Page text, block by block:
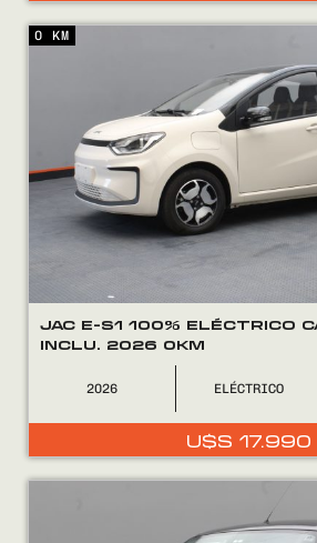
Encontranos en
JAC E-S1 100% ELÉCTRICO
INCLU. 2026 0KM
2026 ELÉCTRICO
U$S 17.990
0 KM